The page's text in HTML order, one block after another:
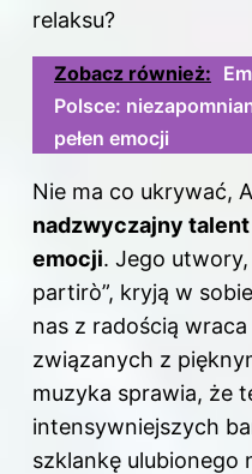
relaksu?
Zobacz również:
Polsce:
pełen emocji
Nie ma co ukrywać,
nadzwyczajny
emocji. Jego
partirò”, kryją w
nas z radością
związanych z
muzyka sprawia, że
intensywniejszych
szklankę ulubionego